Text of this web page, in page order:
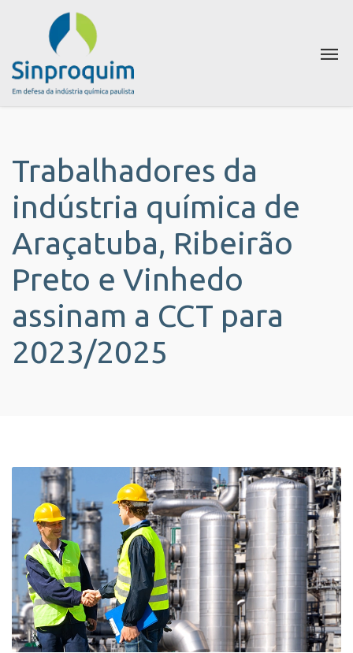
Trabalhadores da
indústria química de
Araçatuba, Ribeirão
Preto e Vinhedo
assinam a CCT para
2023/2025